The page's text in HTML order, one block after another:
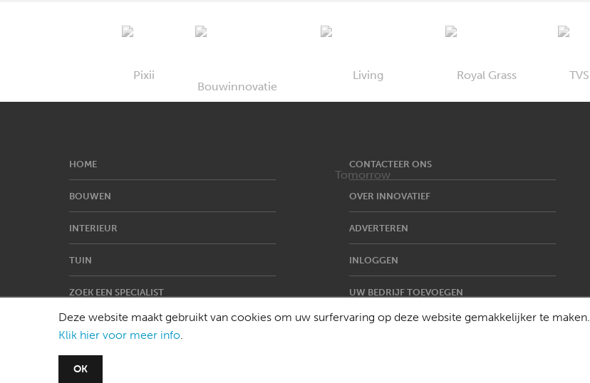
HOME
BOUWEN
INTERIEUR
TUIN
ZOEK EEN SPECIALIST
CONTACTEER ONS
OVER INNOVATIEF
ADVERTEREN
INLOGGEN
UW BEDRIJF TOEVOEGEN
Deze website maakt gebruikt van cookies om uw surfervaring op deze website gemakkelijker te maken.
Klik hier voor meer info.
OK